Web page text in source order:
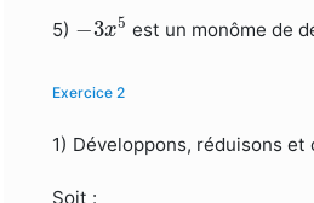
5) −3x5
3 x5 est un monôme de
Exercice 2
1) Développons, réduisons et
Soit :